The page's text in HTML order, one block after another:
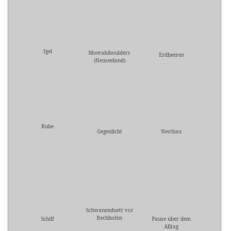
Igel
Moerakiboulders
(Neuseeland)
Erdbeeren
Ruhe
Gegenlicht Nestbau
Schilf
Schwanenduett vor
Bechhofen
Pause über dem
Alltag